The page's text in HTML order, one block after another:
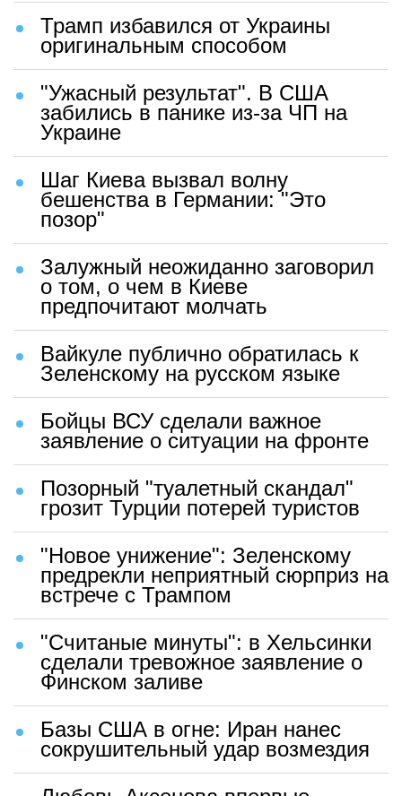
Трамп избавился от Украины
оригинальным способом
"Ужасный результат". В США
забились в панике из-за ЧП на
Украине
Шаг Киева вызвал волну
бешенства в Германии: "Это
позор"
Залужный неожиданно заговорил
о том, о чем в Киеве
предпочитают молчать
Вайкуле публично обратилась к
Зеленскому на русском языке
Бойцы ВСУ сделали важное
заявление о ситуации на фронте
Позорный "туалетный скандал"
грозит Турции потерей туристов
"Новое унижение": Зеленскому
предрекли неприятный сюрприз на
встрече с Трампом
"Считаные минуты": в Хельсинки
сделали тревожное заявление о
Финском заливе
Базы США в огне: Иран нанес
сокрушительный удар возмездия